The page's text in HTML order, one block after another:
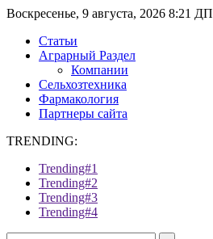
Воскресенье, 9 августа, 2026 8:21 ДП
Статьи
Аграрный Раздел
Компании
Сельхозтехника
Фармакология
Партнеры сайта
TRENDING:
Trending#1
Trending#2
Trending#3
Trending#4